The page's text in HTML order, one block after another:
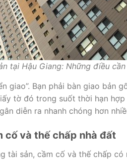
tại Hậu Giang: Những điều
giao”. Bạn phải bàn giao bản
tờ đó trong suốt thời hạn
diễn ra nhanh chóng hơn
và thế chấp nhà đất
tài sản, cầm cố và thế chấp